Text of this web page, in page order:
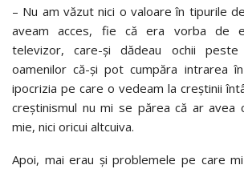
– Nu am văzut nici o valoare în tipurile
aveam acces, fie că era vorba de
televizor, care-și dădeau ochii peste
oamenilor că-și pot cumpăra intrarea
ipocrizia pe care o vedeam la creștinii
creștinismul nu mi se părea că ar avea
mie, nici oricui altcuiva.
Apoi, mai erau și problemele pe care